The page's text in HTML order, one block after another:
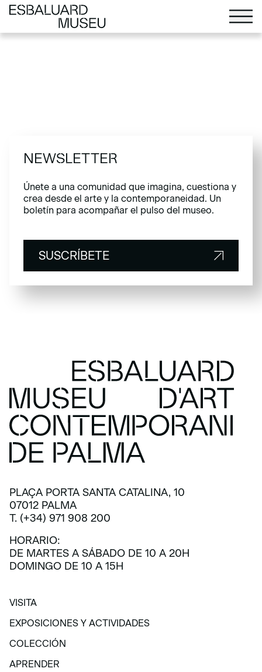
NEWSLETTER
Únete a una comunidad que imagina, cuestiona y
crea desde el arte y la contemporaneidad. Un
boletín para acompañar el pulso del museo.
SUSCRÍBETE
SUSCRÍBETE
PLAÇA PORTA SANTA CATALINA, 10
07012 PALMA
T. (+34) 971 908 200
HORARIO:
DE MARTES A SÁBADO DE 10 A 20H
DOMINGO DE 10 A 15H
VISITA
VISITA
EXPOSICIONES Y ACTIVIDADES
EXPOSICIONES Y ACTIVIDADES
COLECCIÓN
COLECCIÓN
APRENDER